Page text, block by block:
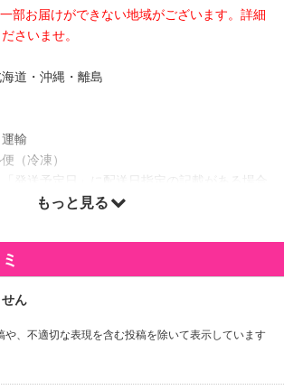
部お届けができない地域がございます。詳細
さいませ。
道・沖縄・離島
輸
（冷凍）
「発送予定日」に配送日指定の記載がある場合
肉の卸問屋アオノ)」より出荷します。
もっと見る
、不適切な表現を含む投稿を除いて表示しています